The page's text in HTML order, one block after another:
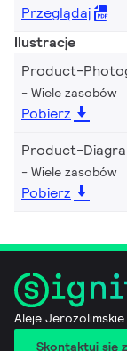
Przeglądaj
Ilustracje
Product-
Wiele zasobów
Pobierz
Product-
Wiele zasobów
Pobierz
Aleje
Skontaktuj się